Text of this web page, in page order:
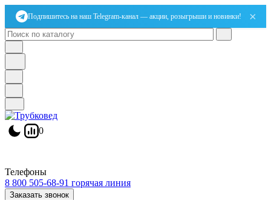
Подпишитесь на наш Telegram-канал — акции, розыгрыши и новинки! ×
0
Телефоны
8 800 505-68-91 горячая линия
Заказать звонок